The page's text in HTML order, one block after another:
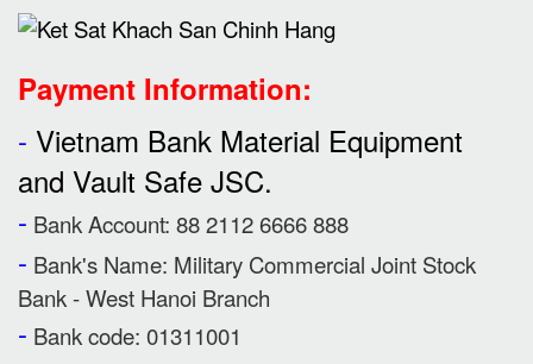
Payment Information:
- Vietnam Bank Material Equipment
and Vault Safe JSC.
- Bank Account: 88 2112 6666 888
- Bank's Name: Military Commercial Joint Stock
Bank - West Hanoi Branch
- Bank code: 01311001